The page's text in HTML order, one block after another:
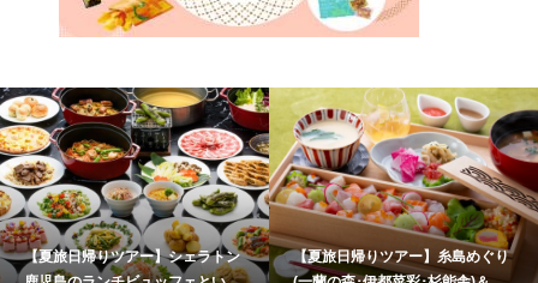
【夏旅日帰りツアー】シェラトン
【夏旅日帰りツアー】糸島めぐり